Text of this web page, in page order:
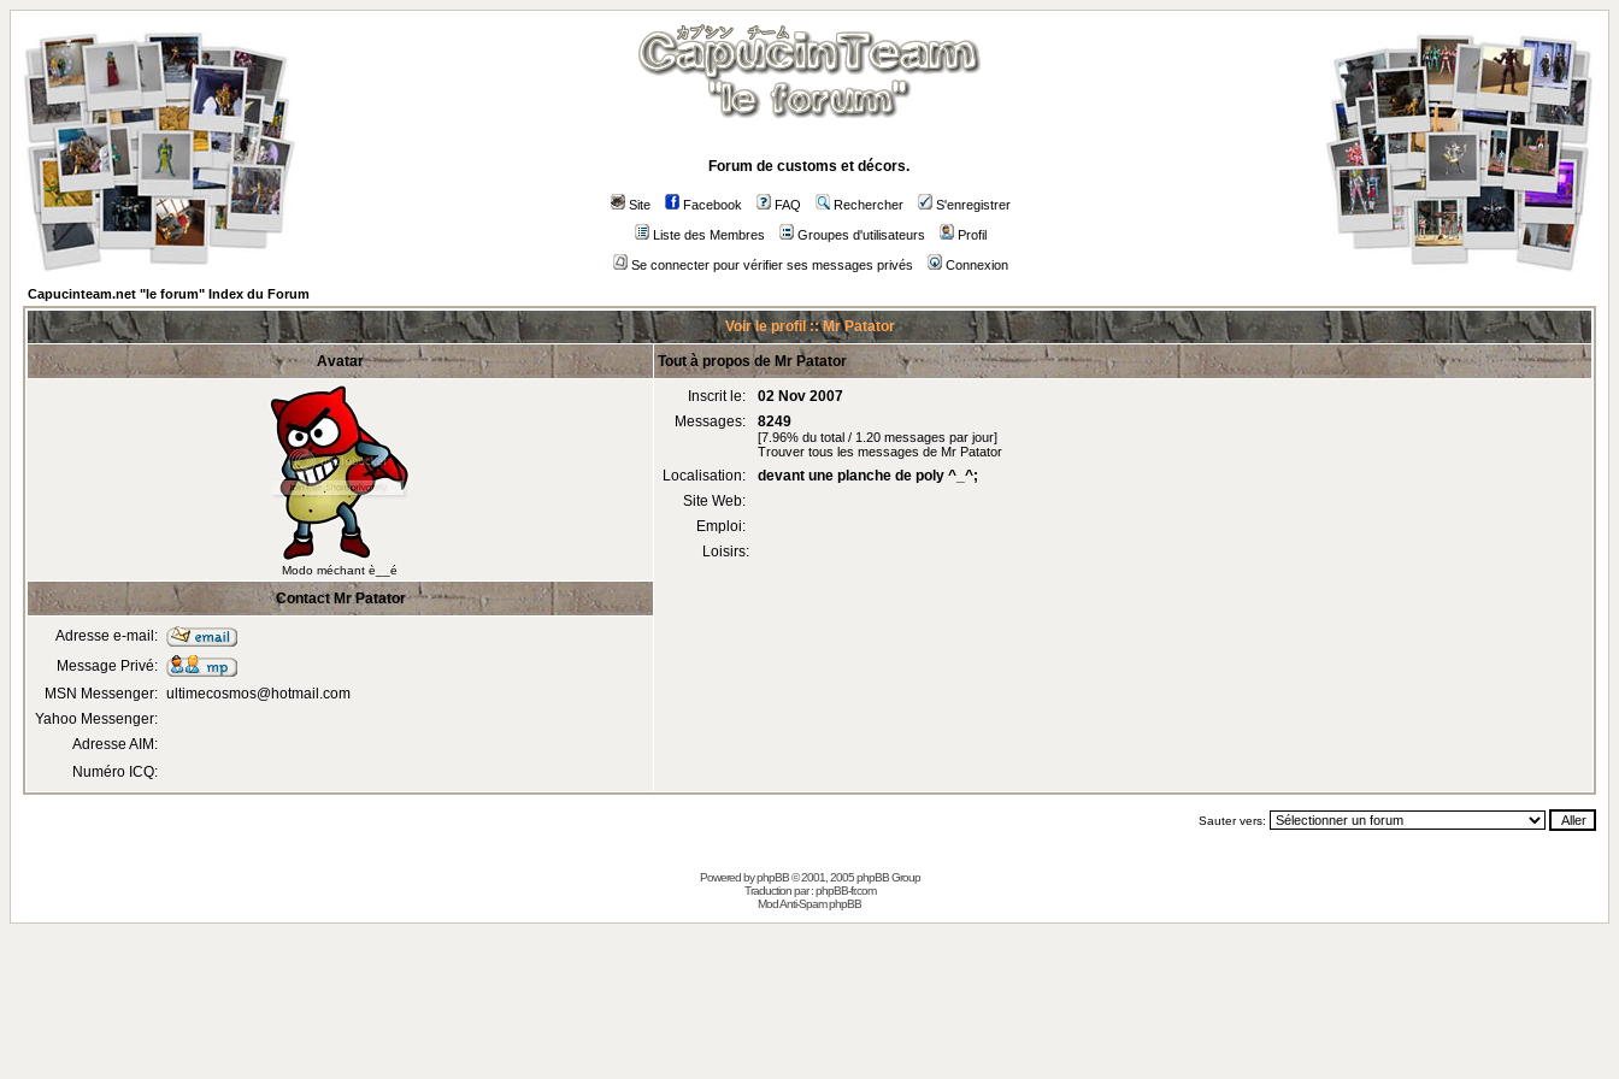
Forum de customs et décors.
Site Facebook FAQ Rechercher S'enregistrer
Liste des Membres Groupes d'utilisateurs Profil
Se connecter pour vérifier ses messages privés
Connexion
Capucinteam.net "le forum" Index du Forum
Voir le profil :: Mr Patator
Avatar Tout à propos de Mr Patator
Modo méchant è__é
Inscrit le:
02 Nov 2007
Messages:
8249
[7.96% du total / 1.20 messages par jour]
Trouver tous les messages de Mr Patator
Localisation:
devant une planche de poly ^_^;
Site Web:
Emploi:
Loisirs:
Contact Mr Patator
Adresse e-mail:
Message Privé:
MSN Messenger: ultimecosmos@hotmail.com
Yahoo Messenger:
Adresse AIM:
Numéro ICQ:
Sauter vers:
Powered byphpBB© 2001, 2005 phpBB Group
Traduction par :phpBB-fr.com
Mod Anti-Spam phpBB